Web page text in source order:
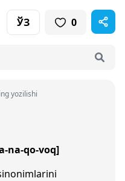
ЎЗ 0
yozilishi
na-qo-voq]